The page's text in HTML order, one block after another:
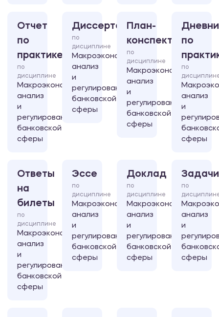
Отчет
по
практике
по
дисциплине
Макроэкономический
анализ
и
регулирование
банковской
сферы
Диссертация
по
дисциплине
Макроэкономический
анализ
и
регулирование
банковской
сферы
План-
конспект
по
дисциплине
Макроэкономический
анализ
и
регулирование
банковской
сферы
по
по
анализ
и
сферы
Ответы
на
билеты
по
дисциплине
Макроэкономический
анализ
и
регулирование
банковской
сферы
Эссе
по
дисциплине
Макроэкономический
анализ
и
регулирование
банковской
сферы
Доклад
по
дисциплине
Макроэкономический
анализ
и
регулирование
банковской
сферы
Задачи
по
анализ
и
сферы